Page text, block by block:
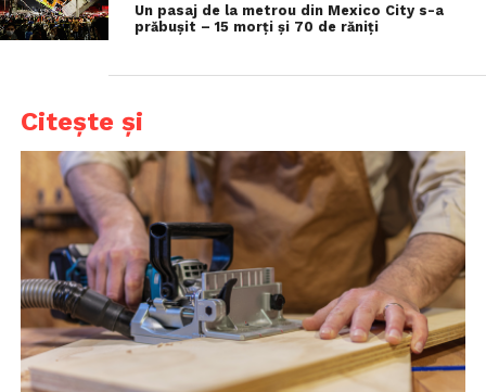
Un pasaj de la metrou din Mexico City s-a
prăbușit – 15 morți și 70 de răniți
Citește și